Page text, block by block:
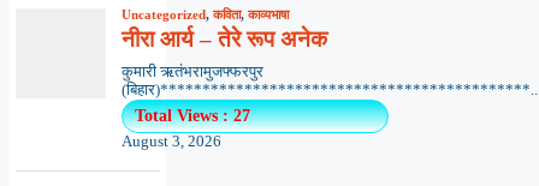
Uncategorized,कविता,काव्यभाषा
नीरा आर्य – तेरे रूप अनेक
कुमारी ऋतंभरामुजफ्फरपुर
Total Views : 27
August 3, 2026